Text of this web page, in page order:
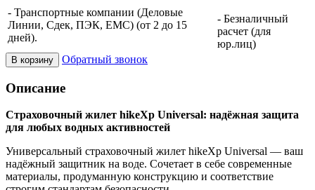
- Транспортные компании (Деловые
Линии, Сдек, ПЭК, ЕМС) (от 2 до 15
дней).
- Безналичный
расчет (для
юр.лиц)
В корзину Обратный звонок
Описание
Страховочный жилет hikeXp Universal: надёжная защита
для любых водных активностей
Универсальный страховочный жилет hikeXp Universal — ваш
надёжный защитник на воде. Сочетает в себе современные
материалы, продуманную конструкцию и соответствие